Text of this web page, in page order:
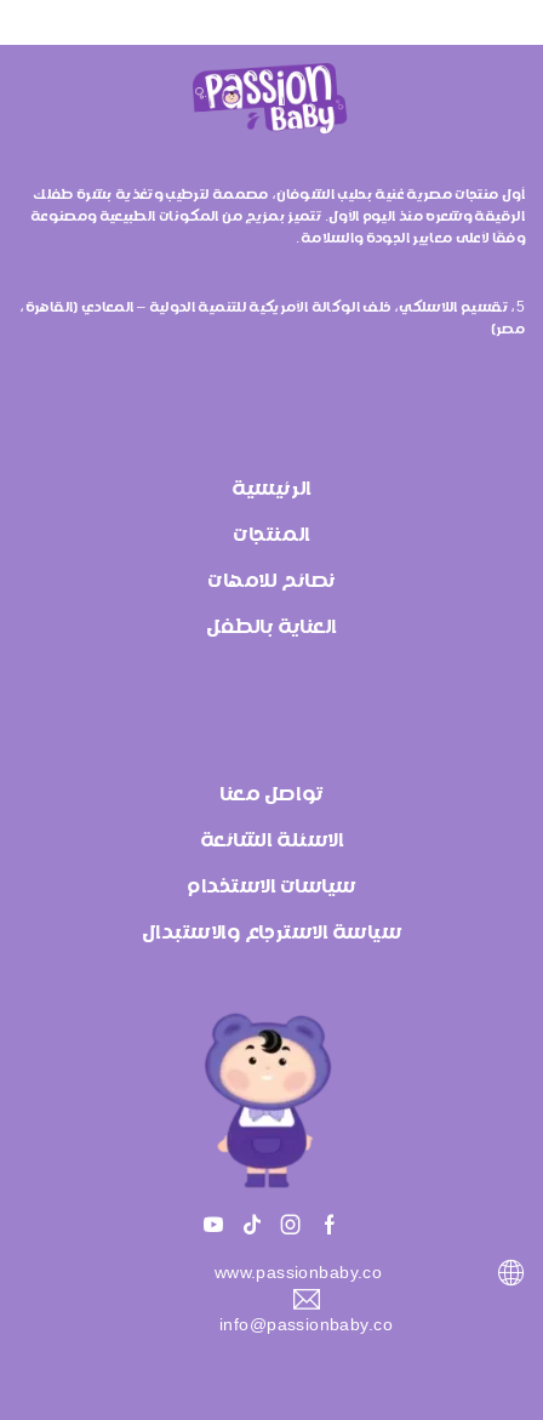
أول منتجات مصرية غنية بحليب الشوفان، مصممة لترطيب وتغذية بشرة طفلك
الرقيقة وشعره منذ اليوم الأول. تتميز بمزيج من المكونات الطبيعية ومصنوعة
وفقًا لأعلى معايير الجودة والسلامة.
5، تقسيم اللاسلكي، خلف الوكالة الأمريكية للتنمية الدولية – المعادي (القاهرة،
مصر)
الرئيسية
المنتجات
نصائح للامهات
العناية بالطفل
تواصل معنا
الاسئلة الشائعة
سياسات الاستخدام
سياسة الاسترجاع والاستبدال
www.passionbaby.co
info@passionbaby.co